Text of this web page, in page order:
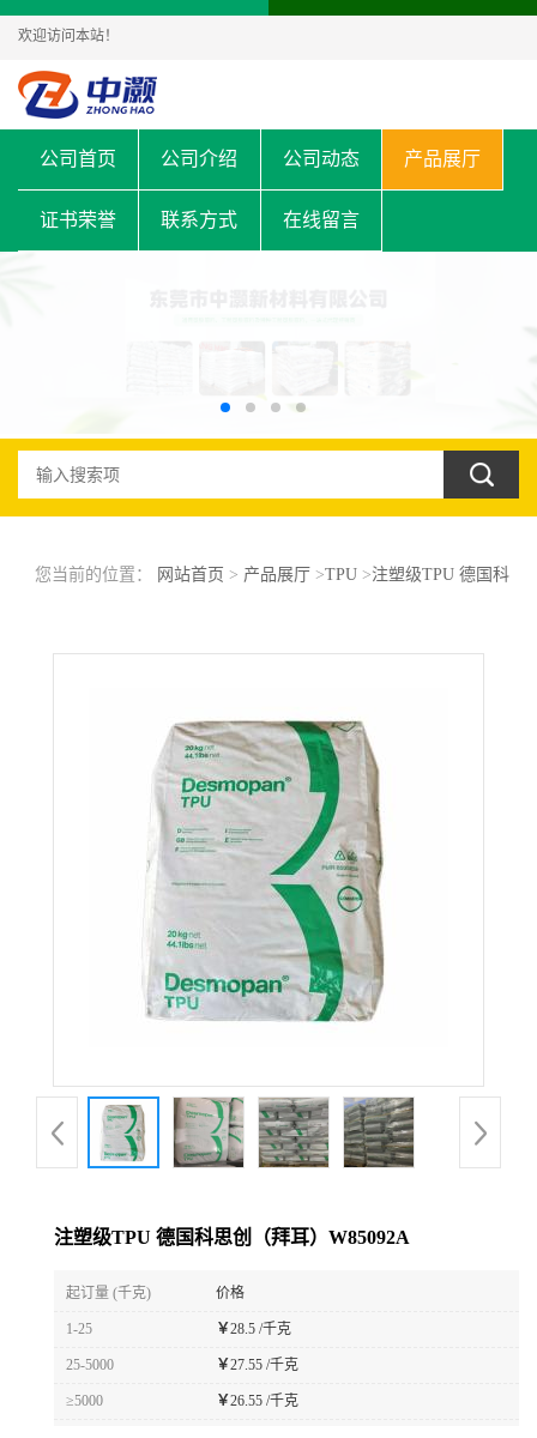
欢迎访问本站！
公司首页 公司介绍 公司动态 产品展厅
证书荣誉 联系方式 在线留言
您当前的位置： 网站首页 > 产品展厅>TPU>注塑级TPU 德国科
注塑级TPU 德国科思创（拜耳）W85092A
起订量 (千克) 价格
1-25 ￥28.5 /千克
25-5000 ￥27.55 /千克
≥5000 ￥26.55 /千克